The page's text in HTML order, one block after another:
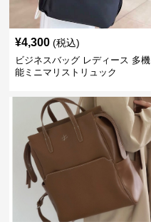
¥4,300 (税込)
ビジネスバッグ レディース 多機
能ミニマリストリュック